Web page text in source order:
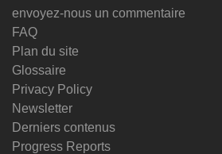
envoyez-nous un commentaire
FAQ
Plan du site
Glossaire
Privacy Policy
Newsletter
Derniers contenus
Progress Reports